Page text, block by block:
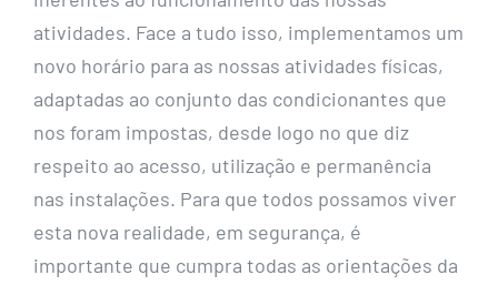
atividades. Face a tudo isso, implementamos um
novo horário para as nossas atividades físicas,
adaptadas ao conjunto das condicionantes que
nos foram impostas, desde logo no que diz
respeito ao acesso, utilização e permanência
nas instalações. Para que todos possamos viver
esta nova realidade, em segurança, é
importante que cumpra todas as orientações da